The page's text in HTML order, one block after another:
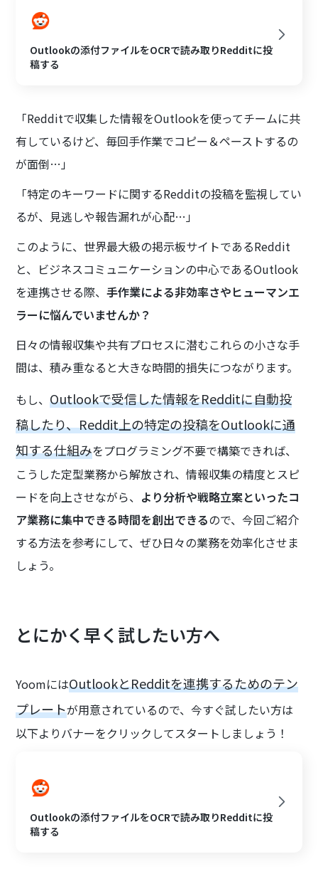
Outlookの添付ファイルをOCRで読み取りRedditに投
稿する
「Redditで収集した情報をOutlookを使ってチームに共
有しているけど、毎回手作業でコピー＆ペーストするの
が面倒…」
「特定のキーワードに関するRedditの投稿を監視してい
るが、見逃しや報告漏れが心配…」
このように、世界最大級の掲示板サイトであるReddit
と、ビジネスコミュニケーションの中心であるOutlook
を連携させる際、手作業による非効率さやヒューマンエ
ラーに悩んでいませんか？
日々の情報収集や共有プロセスに潜むこれらの小さな手
間は、積み重なると大きな時間的損失につながります。
もし、Outlookで受信した情報をRedditに自動投
稿したり、Reddit上の特定の投稿をOutlookに通
知する仕組みをプログラミング不要で構築できれば、
こうした定型業務から解放され、情報収集の精度とスピ
ードを向上させながら、 より分析や戦略立案といったコ
ア業務に集中できる時間を創出できるので、今回ご紹介
する方法を参考にして、ぜひ日々の業務を効率化させま
しょう。
とにかく早く試したい方へ
YoomにはOutlookとRedditを連携するためのテン
プレートが用意されているので、今すぐ試したい方は
以下よりバナーをクリックしてスタートしましょう！
Outlookの添付ファイルをOCRで読み取りRedditに投
稿する